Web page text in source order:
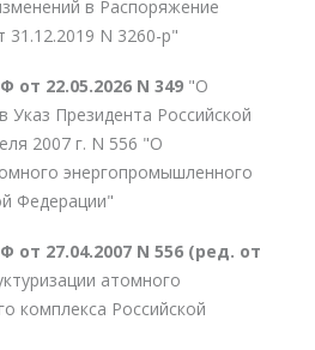
в Распоряжение
31.12.2019 N 3260-р"
от 22.05.2026 N 349 "О
Указ Президента Российской
2007 г. N 556 "О
энергопромышленного
Федерации"
от 27.04.2007 N 556 (ред. от
атомного
комплекса Российской